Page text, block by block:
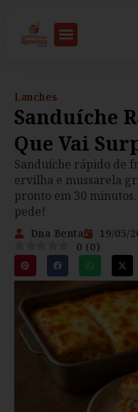
Lanches
Sanduíche
Que Vai
Sanduíche rápido de
ervilha e mussarela
pronto em 30
pede!
Dna Benta 19/05/
0 (0)